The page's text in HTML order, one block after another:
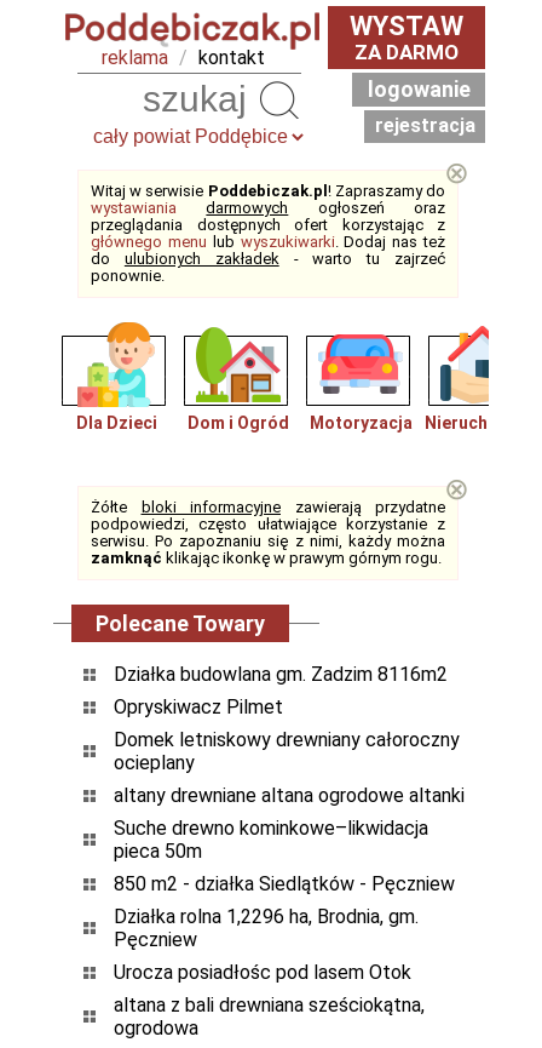
reklama / kontakt
WYSTAW
ZA DARMO
logowanie
rejestracja
Witaj w serwisie Poddebiczak.pl ! Zapraszamy do
wystawiania
darmowych ogłoszeń oraz
przeglądania dostępnych ofert korzystając z
głównego menu lub wyszukiwarki. Dodaj nas też
do ulubionych zakładek- warto tu zajrzeć
ponownie.
⊗
Dla Dzieci Dom i Ogród Motoryzacja
Żółte bloki informacyjne zawierają przydatne
podpowiedzi, często ułatwiające korzystanie z
serwisu. Po zapoznaniu się z nimi, każdy można
zamknąć klikając ikonkę w prawym górnym rogu.
⊗
Polecane Towary
Działka budowlana gm. Zadzim 8116m2
Opryskiwacz Pilmet
Domek letniskowy drewniany całoroczny
ocieplany
altany drewniane altana ogrodowe altanki
Suche drewno kominkowe–likwidacja
pieca 50m
850 m2 - działka Siedlątków - Pęczniew
Działka rolna 1,2296 ha, Brodnia, gm.
Pęczniew
Urocza posiadłośc pod lasem Otok
altana z bali drewniana sześciokątna,
ogrodowa